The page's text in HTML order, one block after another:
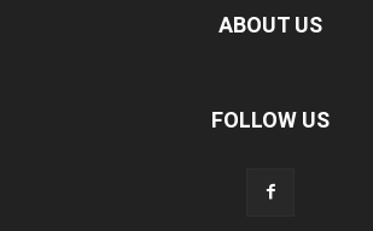
ABOUT US
FOLLOW US